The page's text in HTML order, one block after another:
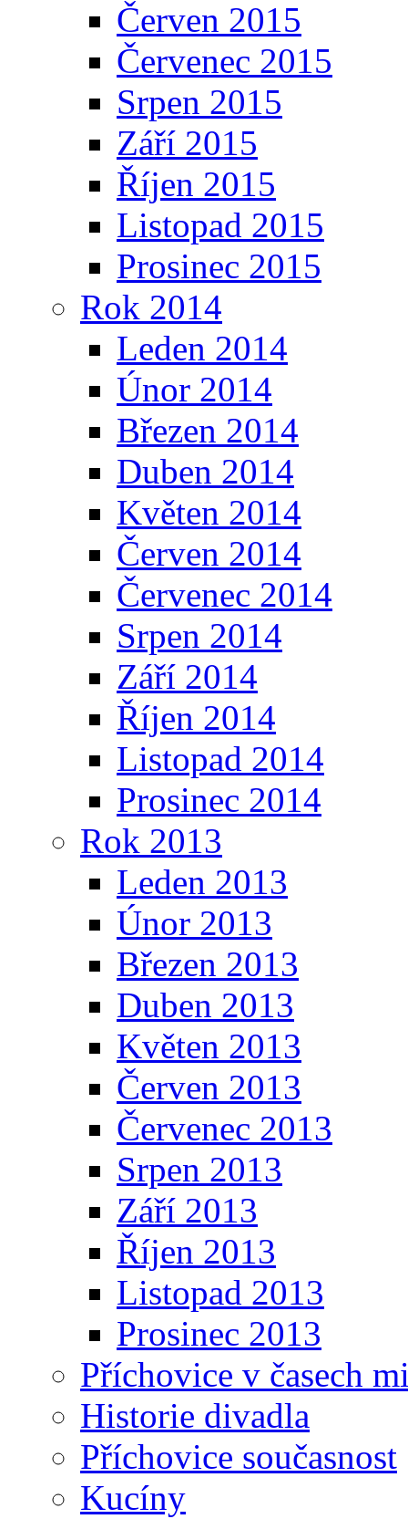
Červen 2015
Červenec 2015
Srpen 2015
Září 2015
Říjen 2015
Listopad 2015
Prosinec 2015
Rok 2014
Leden 2014
Únor 2014
Březen 2014
Duben 2014
Květen 2014
Červen 2014
Červenec 2014
Srpen 2014
Září 2014
Říjen 2014
Listopad 2014
Prosinec 2014
Rok 2013
Leden 2013
Únor 2013
Březen 2013
Duben 2013
Květen 2013
Červen 2013
Červenec 2013
Srpen 2013
Září 2013
Říjen 2013
Listopad 2013
Prosinec 2013
Příchovice v časech
Historie divadla
Příchovice současnost
Kucíny